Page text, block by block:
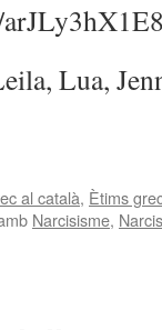
Lua,
al català, Ètims
Narcisisme,